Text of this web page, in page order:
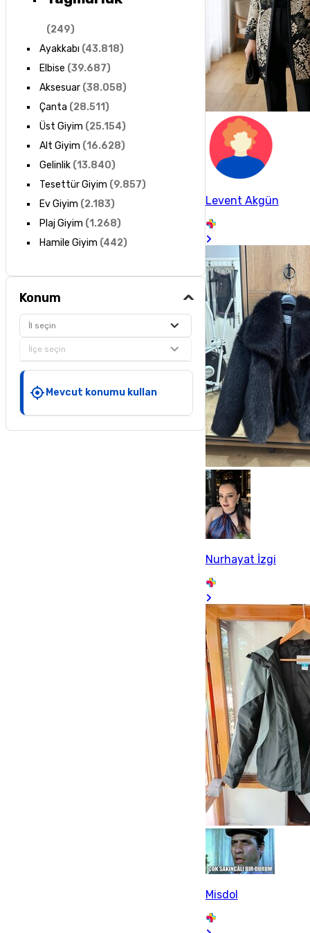
(249)
Ayakkabı (43.818)
Elbise (39.687)
Aksesuar(38.058)
Çanta (28.511)
Üst Giyim (25.154)
Alt Giyim (16.628)
Gelinlik(13.840)
Tesettür Giyim (9.857)
Ev Giyim (2.183)
Plaj Giyim (1.268)
Hamile Giyim (442)
Konum
İl seçin
İlçe seçin
Mevcut konumu kullan
Levent Akgün
Nurhayat İzgi
Misdol